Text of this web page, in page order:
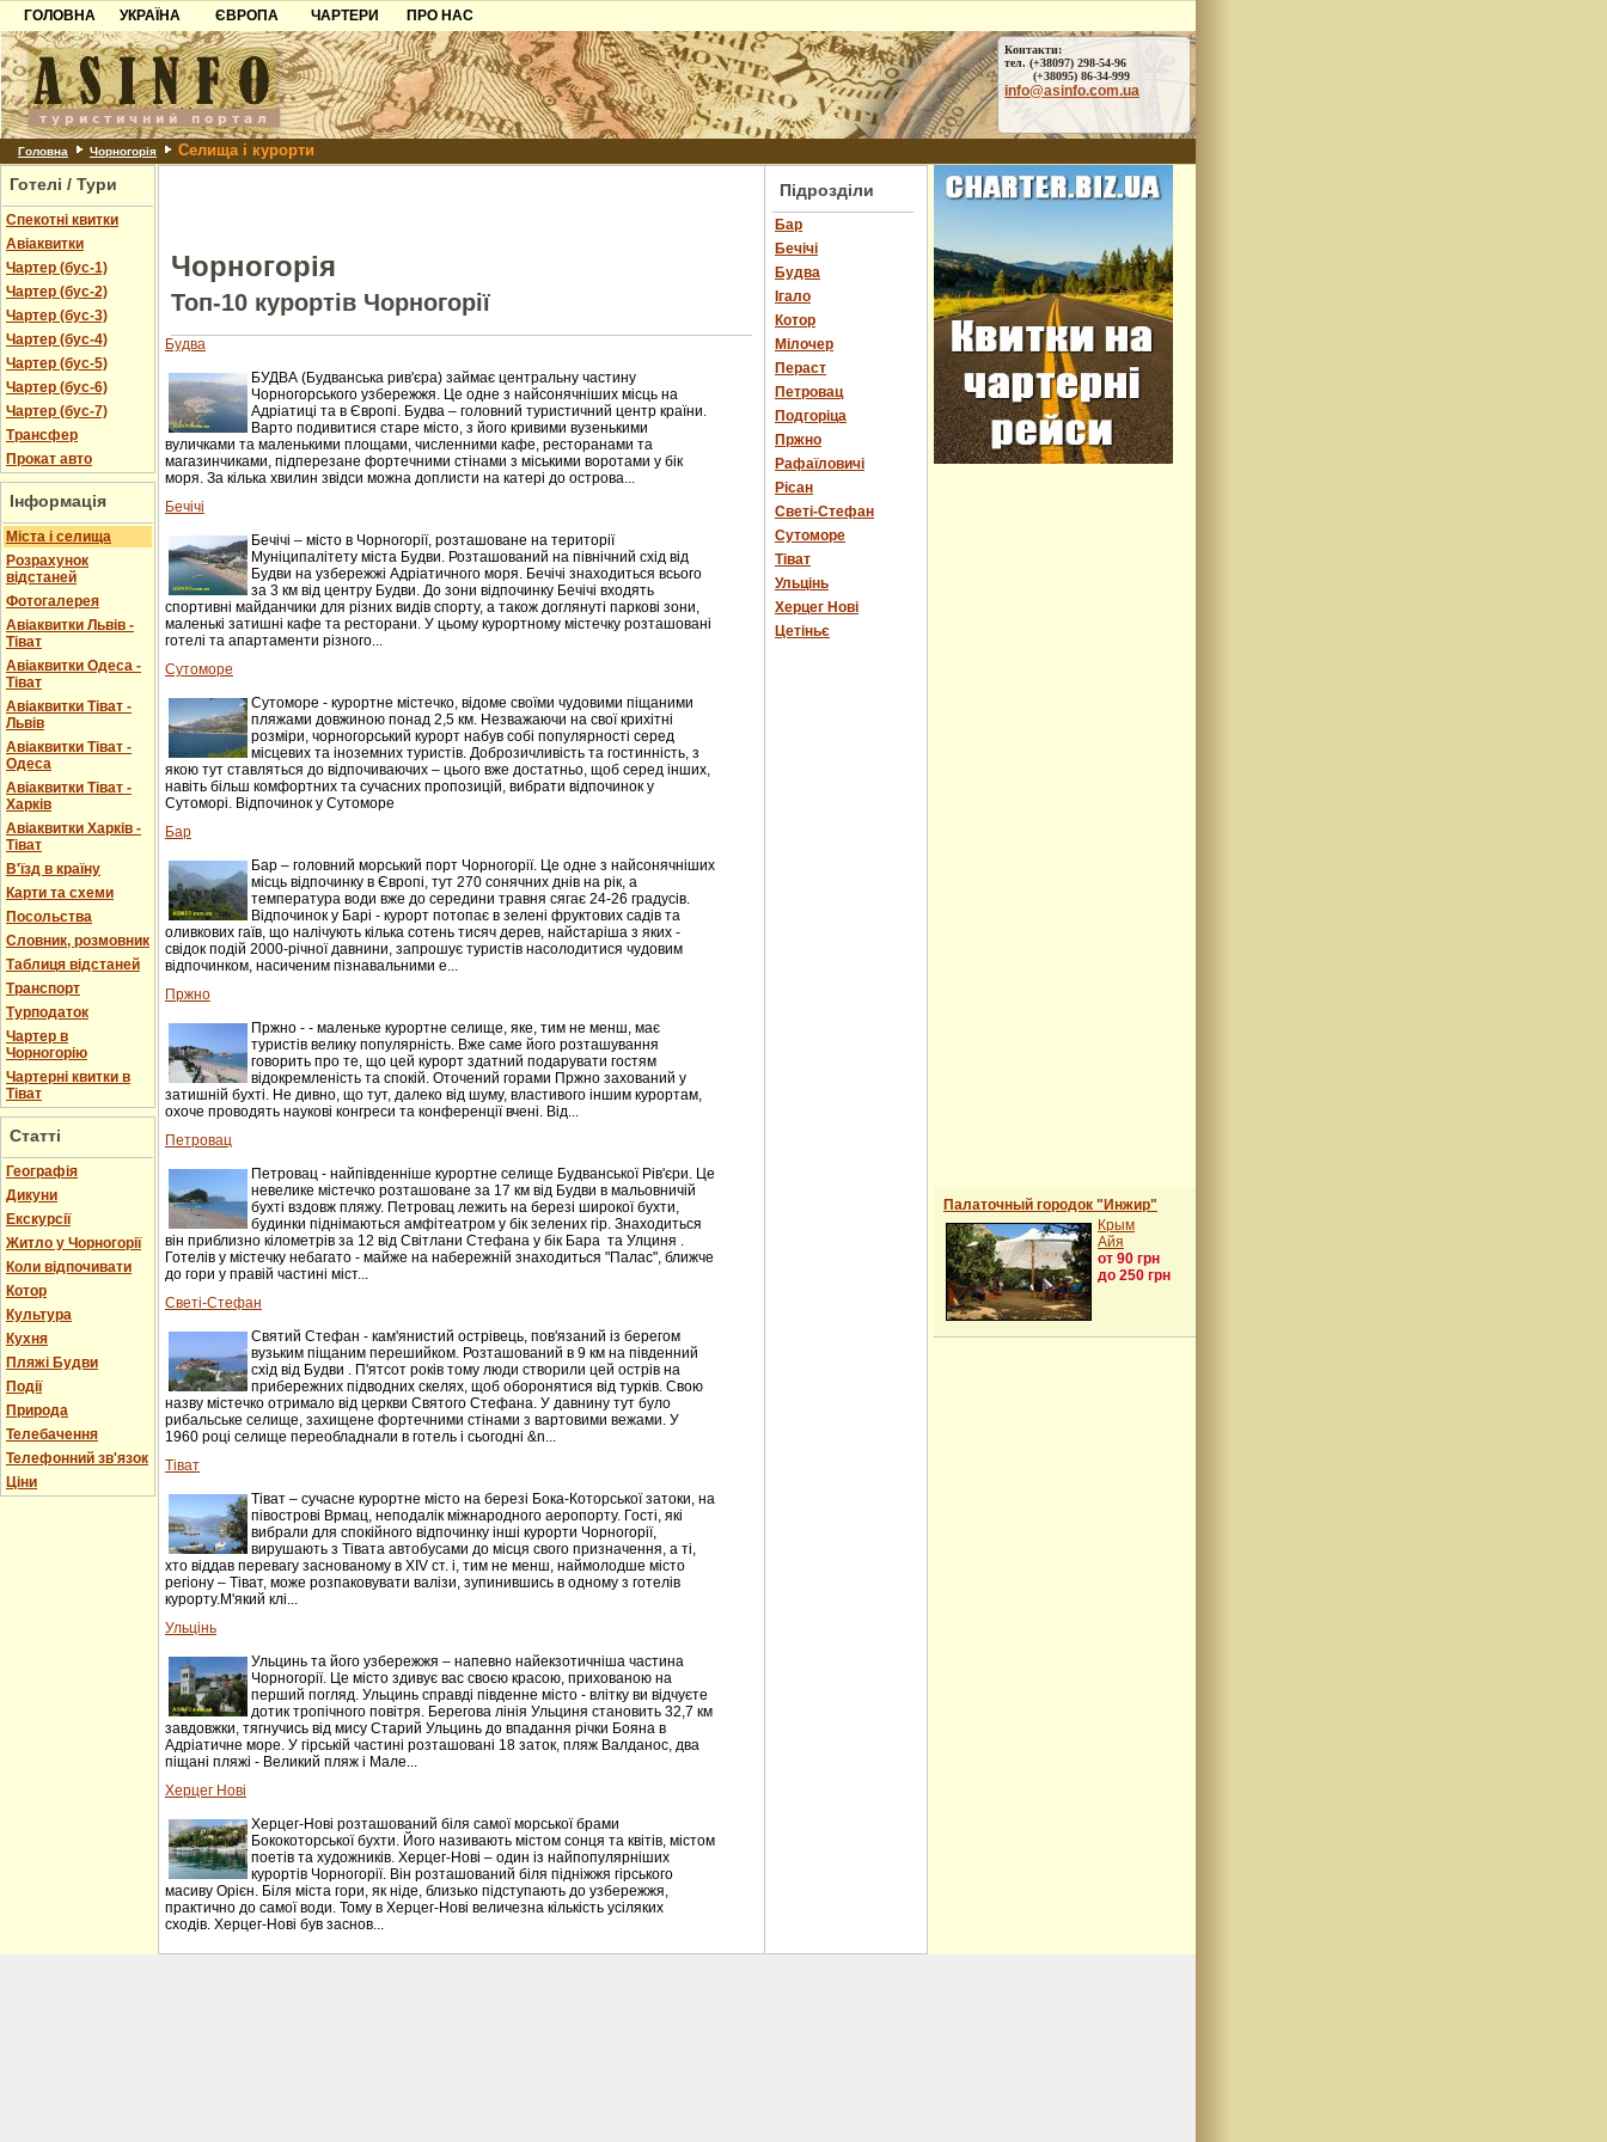
ГОЛОВНА
УКРАЇНА
Карпати
Азов
Причорноморря
Шацьк
ЄВРОПА
Чорногорія
Хорватія
Болгарія
Албанія
ЧАРТЕРИ
ПРО НАС
Контакти
Партнерам
Додати готель
Контакти:
тел. (+38097) 298-54-96
(+38095) 86-34-999
info@asinfo.com.ua
Головна Чорногорія Селища і курорти
Готелі / Тури
Спекотні квитки
Авіаквитки
Чартер (бус-1)
Чартер (бус-2)
Чартер (бус-3)
Чартер (бус-4)
Чартер (бус-5)
Чартер (бус-6)
Чартер (бус-7)
Трансфер
Прокат авто
Інформація
Міста і селища
Розрахунок
відстаней
Фотогалерея
Авіаквитки Львів -
Тіват
Авіаквитки Одеса -
Тіват
Авіаквитки Тіват -
Львів
Авіаквитки Тіват -
Одеса
Авіаквитки Тіват -
Харків
Авіаквитки Харків -
Тіват
В'їзд в країну
Карти та схеми
Посольства
Словник, розмовник
Таблиця відстаней
Транспорт
Турподаток
Чартер в
Чорногорію
Чартерні квитки в
Тіват
Статті
Географія
Дикуни
Екскурсії
Житло у Чорногорії
Коли відпочивати
Котор
Культура
Кухня
Пляжі Будви
Події
Природа
Телебачення
Телефонний зв'язок
Ціни
Чорногорія
Топ-10 курортів Чорногорії
Будва
БУДВА (Будванська рив'єра) займає центральну частину
Чорногорського узбережжя. Це одне з найсонячніших місць на
Адріатиці та в Європі. Будва – головний туристичний центр країни.
Варто подивитися старе місто, з його кривими вузенькими
вуличками та маленькими площами, численними кафе, ресторанами та
магазинчиками, підперезане фортечними стінами з міськими воротами у бік
моря. За кілька хвилин звідси можна доплисти на катері до острова...
Бечічі
Бечічі – місто в Чорногорії, розташоване на території
Муніципалітету міста Будви. Розташований на північний схід від
Будви на узбережжі Адріатичного моря. Бечічі знаходиться всього
за 3 км від центру Будви. До зони відпочинку Бечічі входять
спортивні майданчики для різних видів спорту, а також доглянуті паркові зони,
маленькі затишні кафе та ресторани. У цьому курортному містечку розташовані
готелі та апартаменти різного...
Сутоморе
Сутоморе - курортне містечко, відоме своїми чудовими піщаними
пляжами довжиною понад 2,5 км. Незважаючи на свої крихітні
розміри, чорногорський курорт набув собі популярності серед
місцевих та іноземних туристів. Доброзичливість та гостинність, з
якою тут ставляться до відпочиваючих – цього вже достатньо, щоб серед інших,
навіть більш комфортних та сучасних пропозицій, вибрати відпочинок у
Сутоморі. Відпочинок у Сутоморе
Бар
Бар – головний морський порт Чорногорії. Це одне з найсонячніших
місць відпочинку в Європі, тут 270 сонячних днів на рік, а
температура води вже до середини травня сягає 24-26 градусів.
Відпочинок у Барі - курорт потопає в зелені фруктових садів та
оливкових гаїв, що налічують кілька сотень тисяч дерев, найстаріша з яких -
свідок подій 2000-річної давнини, запрошує туристів насолодитися чудовим
відпочинком, насиченим пізнавальними е...
Пржно
Пржно - - маленьке курортне селище, яке, тим не менш, має
туристів велику популярність. Вже саме його розташування
говорить про те, що цей курорт здатний подарувати гостям
відокремленість та спокій. Оточений горами Пржно захований у
затишній бухті. Не дивно, що тут, далеко від шуму, властивого іншим курортам,
охоче проводять наукові конгреси та конференції вчені. Від...
Петровац
Петровац - найпівденніше курортне селище Будванської Рів'єри. Це
невелике містечко розташоване за 17 км від Будви в мальовничій
бухті вздовж пляжу. Петровац лежить на березі широкої бухти,
будинки піднімаються амфітеатром у бік зелених гір. Знаходиться
він приблизно кілометрів за 12 від Світлани Стефана у бік Бара та Улциня .
Готелів у містечку небагато - майже на набережній знаходиться "Палас", ближче
до гори у правій частині міст...
Светі-Стефан
Святий Стефан - кам'янистий острівець, пов'язаний із берегом
вузьким піщаним перешийком. Розташований в 9 км на південний
схід від Будви . П'ятсот років тому люди створили цей острів на
прибережних підводних скелях, щоб оборонятися від турків. Свою
назву містечко отримало від церкви Святого Стефана. У давнину тут було
рибальське селище, захищене фортечними стінами з вартовими вежами. У
1960 році селище переобладнали в готель і сьогодні &n...
Тіват
Тіват – сучасне курортне місто на березі Бока-Которської затоки, на
півострові Врмац, неподалік міжнародного аеропорту. Гості, які
вибрали для спокійного відпочинку інші курорти Чорногорії,
вирушають з Тівата автобусами до місця свого призначення, а ті,
хто віддав перевагу заснованому в XIV ст. і, тим не менш, наймолодше місто
регіону – Тіват, може розпаковувати валізи, зупинившись в одному з готелів
курорту.М'який клі...
Ульцінь
Ульцинь та його узбережжя – напевно найекзотичніша частина
Чорногорії. Це місто здивує вас своєю красою, прихованою на
перший погляд. Ульцинь справді південне місто - влітку ви відчуєте
дотик тропічного повітря. Берегова лінія Ульциня становить 32,7 км
завдовжки, тягнучись від мису Старий Ульцинь до впадання річки Бояна в
Адріатичне море. У гірській частині розташовані 18 заток, пляж Валданос, два
піщані пляжі - Великий пляж і Мале...
Херцег Нові
Херцег-Нові розташований біля самої морської брами
Бококоторської бухти. Його називають містом сонця та квітів, містом
поетів та художників. Херцег-Нові – один із найпопулярніших
курортів Чорногорії. Він розташований біля підніжжя гірського
масиву Орієн. Біля міста гори, як ніде, близько підступають до узбережжя,
практично до самої води. Тому в Херцег-Нові величезна кількість усіляких
сходів. Херцег-Нові був заснов...
Підрозділи
Бар
Бечічі
Будва
Ігало
Котор
Мілочер
Пераст
Петровац
Подгоріца
Пржно
Рафаїловичі
Рісан
Светі-Стефан
Сутоморе
Тіват
Ульцінь
Херцег Нові
Цетіньє
Палаточный городок "Инжир"
Крым
Айя
от 90 грн
до 250 грн